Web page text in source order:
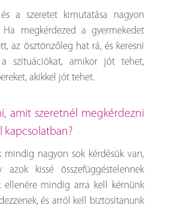
a szeretet kimutatása nagyon
megkérdezed a gyermekedet
az ösztönzőleg hat rá, és keresni
szituációkat, amikor jót tehet,
akikkel jót tehet.
amit szeretnél megkérdezni
kapcsolatban?
mindig nagyon sok kérdésük van,
kissé összefüggéstelennek
ellenére mindig arra kell kérnünk
és arról kell biztosítanunk